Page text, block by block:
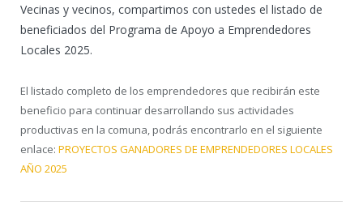
Vecinas y vecinos, compartimos con ustedes el listado de
beneficiados del Programa de Apoyo a Emprendedores
Locales 2025.
El listado completo de los emprendedores que recibirán este
beneficio para continuar desarrollando sus actividades
productivas en la comuna, podrás encontrarlo en el siguiente
enlace: PROYECTOS GANADORES DE EMPRENDEDORES LOCALES
AÑO 2025